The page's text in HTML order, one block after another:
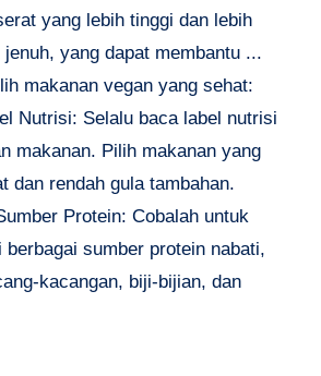
yang lebih tinggi dan lebih
yang dapat membantu ...
makanan vegan yang sehat:
Nutrisi: Selalu baca label nutrisi
makanan. Pilih makanan yang
dan rendah gula tambahan.
Protein: Cobalah untuk
berbagai sumber protein nabati,
kacangan, biji-bijian, dan